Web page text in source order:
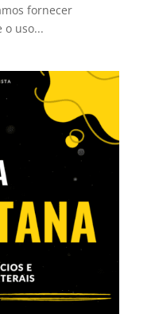
fornecer
o uso...